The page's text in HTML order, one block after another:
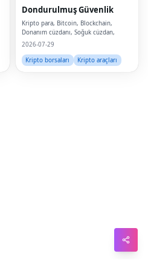
Dondurulmuş Güvenlik
Kripto para, Bitcoin, Blockchain,
Donanım cüzdanı, Soğuk cüzdan,
2026-07-29
Kripto borsaları
Kripto araçları